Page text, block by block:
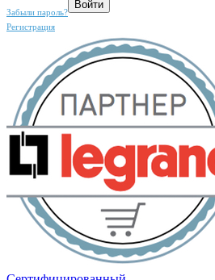
Забыли пароль?
Регистрация